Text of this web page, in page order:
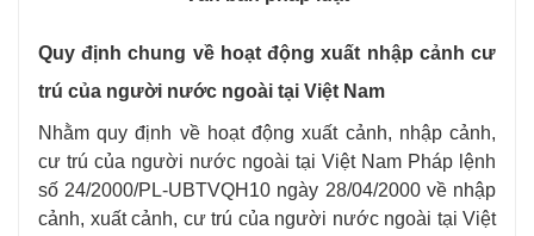
Quy định chung về hoạt động xuất nhập cảnh cư
trú của người nước ngoài tại Việt Nam
Nhằm quy định về hoạt động xuất cảnh, nhập cảnh,
cư trú của người nước ngoài tại Việt Nam Pháp lệnh
số 24/2000/PL-UBTVQH10 ngày 28/04/2000 về nhập
cảnh, xuất cảnh, cư trú của người nước ngoài tại Việt